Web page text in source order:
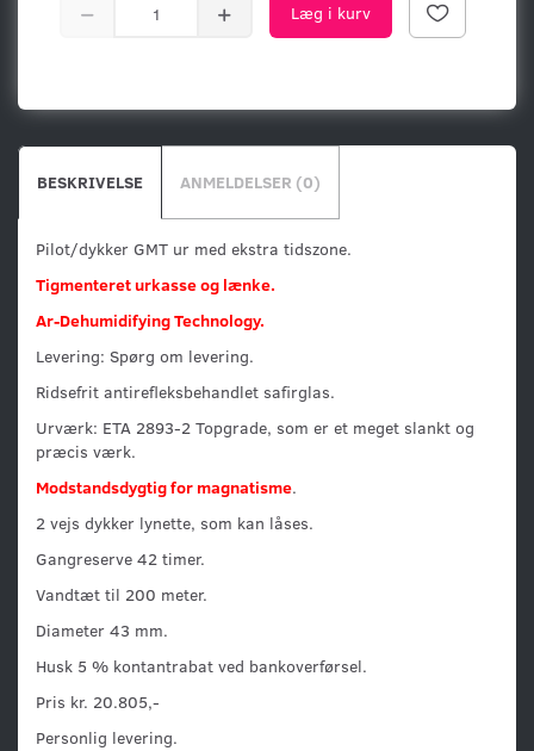
Læg i kurv
BESKRIVELSE ANMELDELSER (0)
Pilot/dykker GMT ur med ekstra tidszone.
Tigmenteret urkasse og lænke.
Ar-Dehumidifying Technology.
Levering: Spørg om levering.
Ridsefrit antirefleksbehandlet safirglas.
Urværk: ETA 2893-2 Topgrade, som er et meget slankt og
præcis værk.
Modstandsdygtig for magnatisme.
2 vejs dykker lynette, som kan låses.
Gangreserve 42 timer.
Vandtæt til 200 meter.
Diameter 43 mm.
Husk 5 % kontantrabat ved bankoverførsel.
Pris kr. 20.805,-
Personlig levering.